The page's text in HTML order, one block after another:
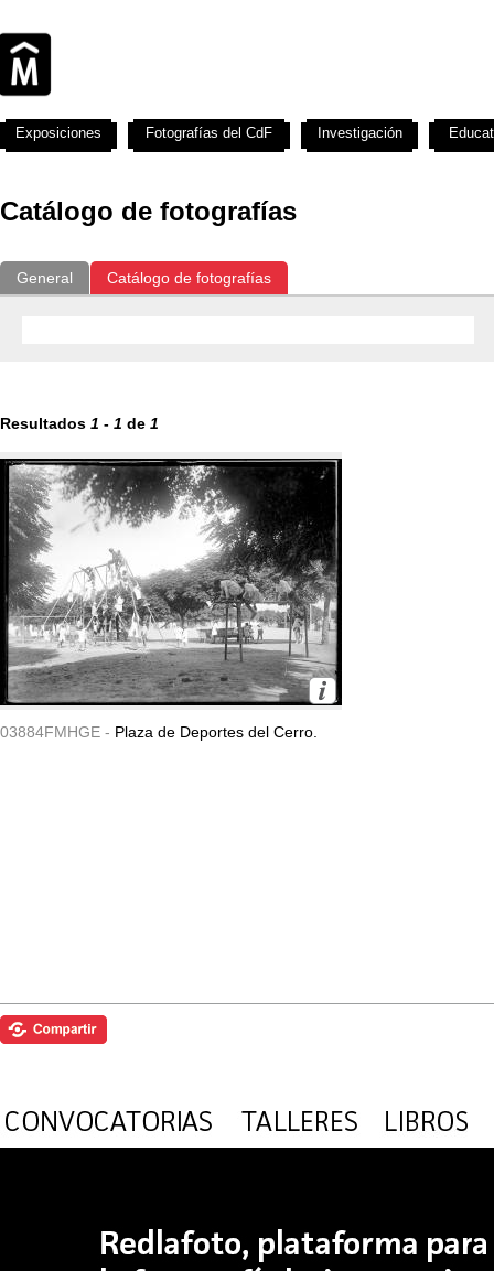
Catálogo de fotografías
General Catálogo de fotografías
Resultados 1 - 1 de 1
03884FMHGE - Plaza de Deportes del Cerro.
Exposiciones Fotografías del CdF Investigación